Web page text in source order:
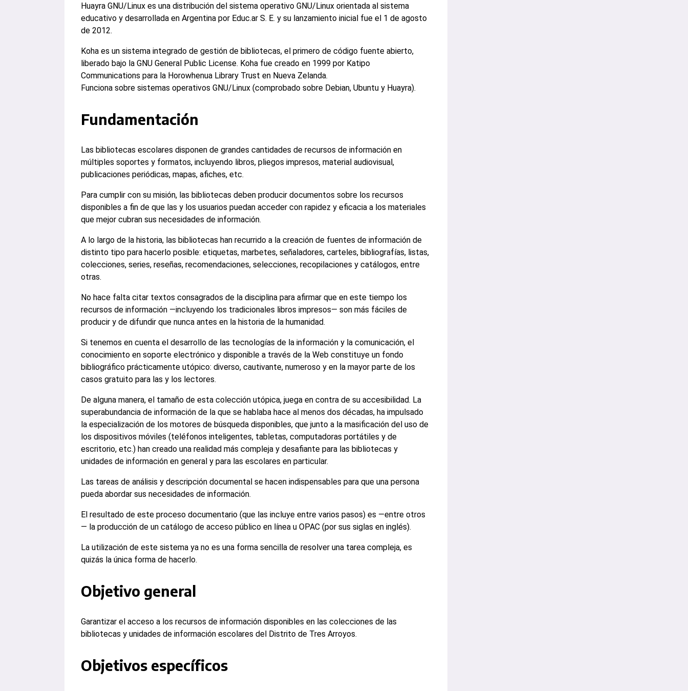
Huayra GNU/Linux es una distribución del sistema operativo GNU/Linux orientada al sistema
educativo y desarrollada en Argentina por Educ.ar S. E. y su lanzamiento inicial fue el 1 de agosto
de 2012.
Koha es un sistema integrado de gestión de bibliotecas, el primero de código fuente abierto,
liberado bajo la GNU General Public License. Koha fue creado en 1999 por Katipo
Communications para la Horowhenua Library Trust en Nueva Zelanda.
Funciona sobre sistemas operativos GNU/Linux (comprobado sobre Debian, Ubuntu y Huayra).
Fundamentación
Las bibliotecas escolares disponen de grandes cantidades de recursos de información en
múltiples soportes y formatos, incluyendo libros, pliegos impresos, material audiovisual,
publicaciones periódicas, mapas, afiches, etc.
Para cumplir con su misión, las bibliotecas deben producir documentos sobre los recursos
disponibles a fin de que las y los usuarios puedan acceder con rapidez y eficacia a los materiales
que mejor cubran sus necesidades de información.
A lo largo de la historia, las bibliotecas han recurrido a la creación de fuentes de información de
distinto tipo para hacerlo posible: etiquetas, marbetes, señaladores, carteles, bibliografías, listas,
colecciones, series, reseñas, recomendaciones, selecciones, recopilaciones y catálogos, entre
otras.
No hace falta citar textos consagrados de la disciplina para afirmar que en este tiempo los
recursos de información —incluyendo los tradicionales libros impresos— son más fáciles de
producir y de difundir que nunca antes en la historia de la humanidad.
Si tenemos en cuenta el desarrollo de las tecnologías de la información y la comunicación, el
conocimiento en soporte electrónico y disponible a través de la Web constituye un fondo
bibliográfico prácticamente utópico: diverso, cautivante, numeroso y en la mayor parte de los
casos gratuito para las y los lectores.
De alguna manera, el tamaño de esta colección utópica, juega en contra de su accesibilidad. La
superabundancia de información de la que se hablaba hace al menos dos décadas, ha impulsado
la especialización de los motores de búsqueda disponibles, que junto a la masificación del uso de
los dispositivos móviles (teléfonos inteligentes, tabletas, computadoras portátiles y de
escritorio, etc.) han creado una realidad más compleja y desafiante para las bibliotecas y
unidades de información en general y para las escolares en particular.
Las tareas de análisis y descripción documental se hacen indispensables para que una persona
pueda abordar sus necesidades de información.
El resultado de este proceso documentario (que las incluye entre varios pasos) es —entre otros
— la producción de un catálogo de acceso público en línea u OPAC (por sus siglas en inglés).
La utilización de este sistema ya no es una forma sencilla de resolver una tarea compleja, es
quizás la única forma de hacerlo.
Objetivo general
Garantizar el acceso a los recursos de información disponibles en las colecciones de las
bibliotecas y unidades de información escolares del Distrito de Tres Arroyos.
Objetivos específicos